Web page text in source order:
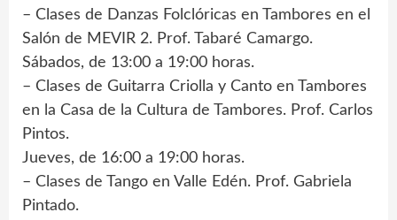
– Clases de Danzas Folclóricas en Tambores en el
Salón de MEVIR 2. Prof. Tabaré Camargo.
Sábados, de 13:00 a 19:00 horas.
– Clases de Guitarra Criolla y Canto en Tambores
en la Casa de la Cultura de Tambores. Prof. Carlos
Pintos.
Jueves, de 16:00 a 19:00 horas.
– Clases de Tango en Valle Edén. Prof. Gabriela
Pintado.